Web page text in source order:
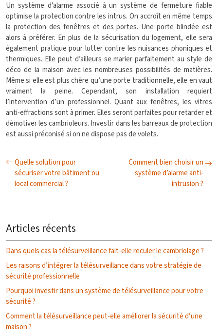
Un système d’alarme associé à un système de fermeture fiable
optimise la protection contre les intrus. On accroît en même temps
la protection des fenêtres et des portes. Une porte blindée est
alors à préférer. En plus de la sécurisation du logement, elle sera
également pratique pour lutter contre les nuisances phoniques et
thermiques. Elle peut d’ailleurs se marier parfaitement au style de
déco de la maison avec les nombreuses possibilités de matières.
Même si elle est plus chère qu’une porte traditionnelle, elle en vaut
vraiment la peine. Cependant, son installation requiert
l’intervention d’un professionnel. Quant aux fenêtres, les vitres
anti-effractions sont à primer. Elles seront parfaites pour retarder et
démotiver les cambrioleurs. Investir dans les barreaux de protection
est aussi préconisé si on ne dispose pas de volets.
Quelle solution pour
sécuriser votre bâtiment ou
local commercial ?
Comment bien choisir un
système d’alarme anti-
intrusion ?
Articles récents
Dans quels cas la télésurveillance fait-elle reculer le cambriolage ?
Les raisons d’intégrer la télésurveillance dans votre stratégie de
sécurité professionnelle
Pourquoi investir dans un système de télésurveillance pour votre
sécurité ?
Comment la télésurveillance peut-elle améliorer la sécurité d’une
maison ?